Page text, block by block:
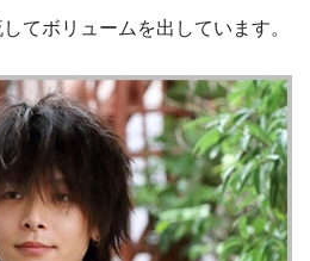
てボリュームを出しています。